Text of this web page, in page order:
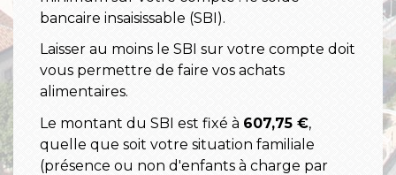
bancaire insaisissable (SBI).
Laisser au moins le SBI sur votre compte doit
vous permettre de faire vos achats
alimentaires.
Le montant du SBI est fixé à 607,75 €,
quelle que soit votre situation familiale
(présence ou non d'enfants à charge par